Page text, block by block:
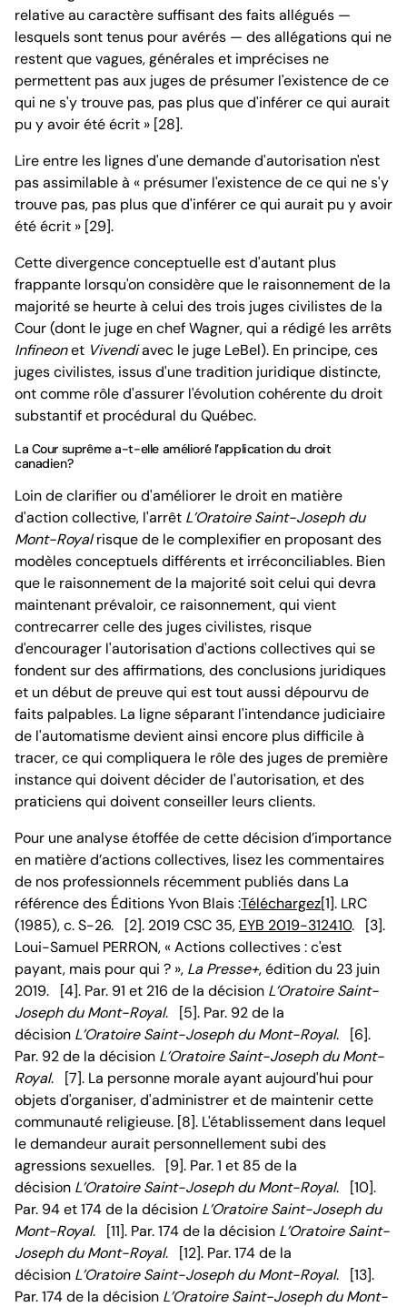
relative au caractère suffisant des faits allégués —
lesquels sont tenus pour avérés — des allégations qui ne
restent que vagues, générales et imprécises ne
permettent pas aux juges de présumer l'existence de ce
qui ne s'y trouve pas, pas plus que d'inférer ce qui aurait
pu y avoir été écrit » [28].
Lire entre les lignes d'une demande d'autorisation n'est
pas assimilable à « présumer l'existence de ce qui ne s'y
trouve pas, pas plus que d'inférer ce qui aurait pu y avoir
été écrit » [29].
Cette divergence conceptuelle est d'autant plus
frappante lorsqu'on considère que le raisonnement de la
majorité se heurte à celui des trois juges civilistes de la
Cour (dont le juge en chef Wagner, qui a rédigé les arrêts
Infineonet Vivendiavec le juge LeBel). En principe, ces
juges civilistes, issus d'une tradition juridique distincte,
ont comme rôle d'assurer l'évolution cohérente du droit
substantif et procédural du Québec.
La Cour suprême a-t-elle amélioré l’application du droit
canadien?
Loin de clarifier ou d'améliorer le droit en matière
d'action collective, l'arrêt L’Oratoire Saint-Joseph du
Mont-Royalrisque de le complexifier en proposant des
modèles conceptuels différents et irréconciliables. Bien
que le raisonnement de la majorité soit celui qui devra
maintenant prévaloir, ce raisonnement, qui vient
contrecarrer celle des juges civilistes, risque
d'encourager l'autorisation d'actions collectives qui se
fondent sur des affirmations, des conclusions juridiques
et un début de preuve qui est tout aussi dépourvu de
faits palpables. La ligne séparant l'intendance judiciaire
de l'automatisme devient ainsi encore plus difficile à
tracer, ce qui compliquera le rôle des juges de première
instance qui doivent décider de l'autorisation, et des
praticiens qui doivent conseiller leurs clients.
Pour une analyse étoffée de cette décision d’importance
en matière d’actions collectives, lisez les commentaires
de nos professionnels récemment publiés dans La
référence des Éditions Yvon Blais :Téléchargez[1]. LRC
(1985), c. S-26. [2]. 2019 CSC 35, EYB 2019-312410. [3].
Loui-Samuel PERRON, « Actions collectives : c'est
payant, mais pour qui ? », La Presse+, édition du 23 juin
2019. [4]. Par. 91 et 216 de la décision L’Oratoire Saint-
Joseph du Mont-Royal. [5]. Par. 92 de la
décision L’Oratoire Saint-Joseph du Mont-Royal. [6].
Par. 92 de la décision L’Oratoire Saint-Joseph du Mont-
Royal. [7]. La personne morale ayant aujourd'hui pour
objets d'organiser, d'administrer et de maintenir cette
communauté religieuse. [8]. L'établissement dans lequel
le demandeur aurait personnellement subi des
agressions sexuelles. [9]. Par. 1 et 85 de la
décision L’Oratoire Saint-Joseph du Mont-Royal. [10].
Par. 94 et 174 de la décision L’Oratoire Saint-Joseph du
Mont-Royal. [11]. Par. 174 de la décision L’Oratoire Saint-
Joseph du Mont-Royal. [12]. Par. 174 de la
décision L’Oratoire Saint-Joseph du Mont-Royal. [13].
Par. 174 de la décision L’Oratoire Saint-Joseph du Mont-